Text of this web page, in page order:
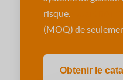
risque.
(MOQ) de
Obtenir le